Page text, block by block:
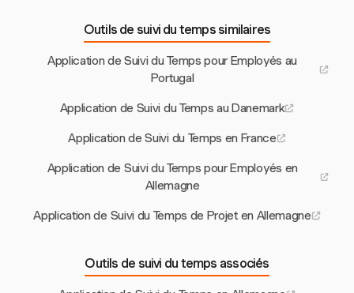
Outils de suivi du temps similaires
Application de Suivi du Temps pour Employés au
Portugal
Application de Suivi du Temps au Danemark
Application de Suivi du Temps en France
Application de Suivi du Temps pour Employés en
Allemagne
Application de Suivi du Temps de Projet en Allemagne
Outils de suivi du temps associés